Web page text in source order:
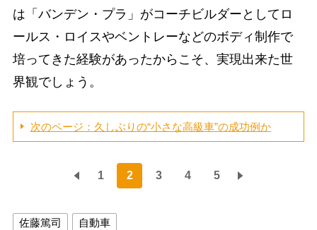
は「バンデン・プラ」がコーチビルダーとしてロ
ールス・ロイスやベントレーなどのボディ制作で
培ってきた経験があったからこそ、実現出来た世
界観でしょう。
次のページ：久しぶりの“小さな高級車”の成功例か
1 2 3 4 5
佐藤篤司 自動車